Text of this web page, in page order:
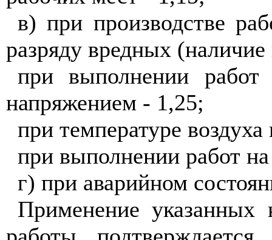
в) при производстве
разряду вредных
при выполнении работ
напряжением - 1,25;
при температуре
при выполнении работ
г) при аварийном
Применение указанных